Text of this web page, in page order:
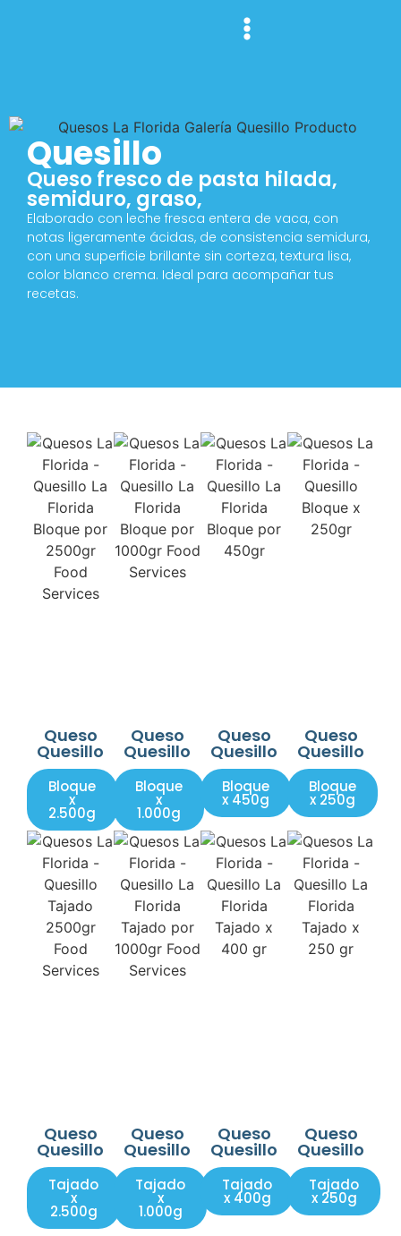
Quesillo
Queso fresco de pasta hilada,
semiduro, graso,
Elaborado con leche fresca entera de vaca, con
notas ligeramente ácidas, de consistencia semidura,
con una superficie brillante sin corteza, textura lisa,
color blanco crema. Ideal para acompañar tus
recetas.
Queso
Quesillo
Bloque
x
2.500g
Queso
Quesillo
Bloque
x
1.000g
Queso
Quesillo
Bloque
x 450g
Queso
Quesillo
Bloque
x 250g
Queso
Quesillo
Tajado
x
2.500g
Queso
Quesillo
Tajado
x
1.000g
Queso
Quesillo
Tajado
x 400g
Queso
Quesillo
Tajado
x 250g